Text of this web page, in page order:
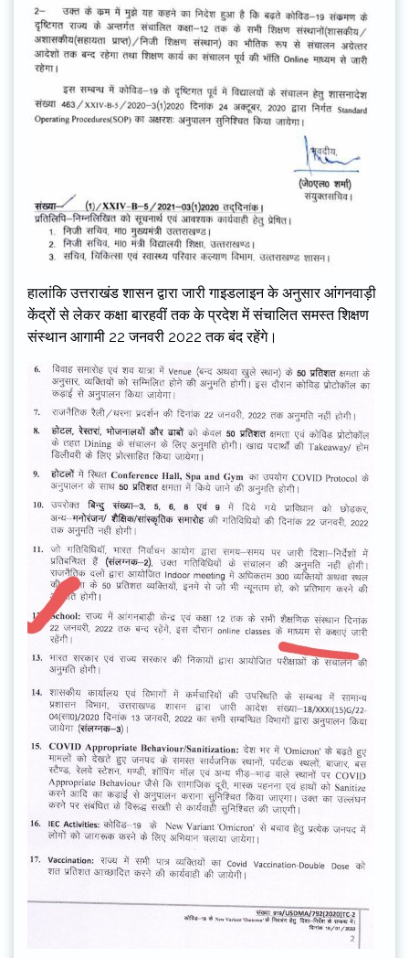
हालांकि उत्तराखंड शासन द्वारा जारी गाइडलाइन के अनुसार आंगनवाड़ी
केंद्रों से लेकर कक्षा बारहवीं तक के प्रदेश में संचालित समस्त शिक्षण
संस्थान आगामी 22 जनवरी 2022 तक बंद रहेंगे।